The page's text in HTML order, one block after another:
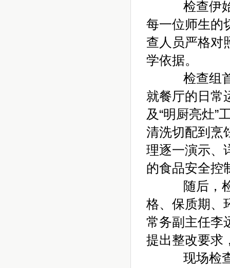
检查伊始
每一位师生的
查人员严格对
学依据。
检查组首
就餐厅的日常
及“明厨亮灶”
清洗切配到烹
理逐一演示、
的食品安全控
随后，检
格、保质期、
常务副主任李
提出整改要求
现场检查